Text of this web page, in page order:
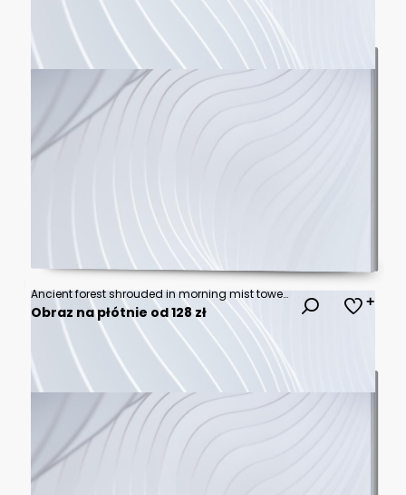
Ancient forest shrouded in morning mist towering trees stretching into the clouds soft warm light cinematic landscape feel
Obraz na płótnie od 128 zł